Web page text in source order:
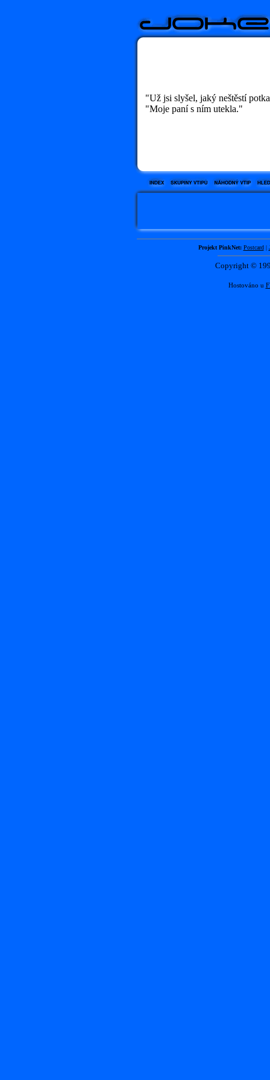
"Už jsi slyšel, jaký neštěstí
"Moje paní s ním utekla."
Projekt PinkNet: Postcard|
Copyright ©
Hostováno u